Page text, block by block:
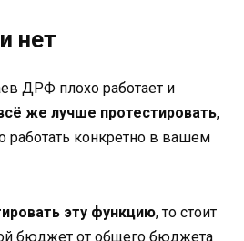
нет
ДРФ плохо работает и
же лучше протестировать,
конкретно в вашем
эту функцию, то стоит
бюджет от общего бюджета